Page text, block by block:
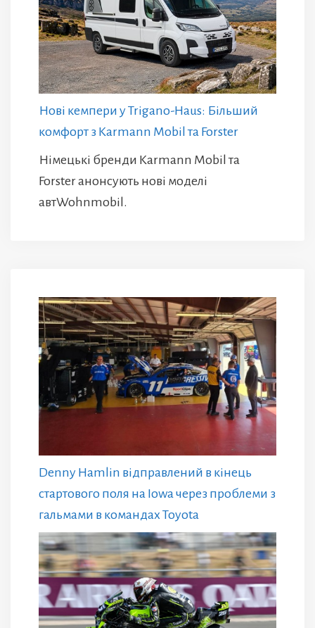
Нові кемпери у Trigano-Haus: Більший
комфорт з Karmann Mobil та Forster
Німецькі бренди Karmann Mobil та
Forster анонсують нові моделі
автWohnmobil.
Denny Hamlin відправлений в кінець
стартового поля на Iowa через проблеми з
гальмами в командах Toyota